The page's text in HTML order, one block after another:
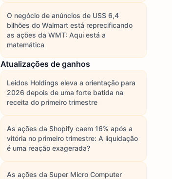
O negócio de anúncios de US$ 6,4
bilhões do Walmart está reprecificando
as ações da WMT: Aqui está a
matemática
Atualizações de ganhos
Leidos Holdings eleva a orientação para
2026 depois de uma forte batida na
receita do primeiro trimestre
As ações da Shopify caem 16% após a
vitória no primeiro trimestre: A liquidação
é uma reação exagerada?
As ações da Super Micro Computer